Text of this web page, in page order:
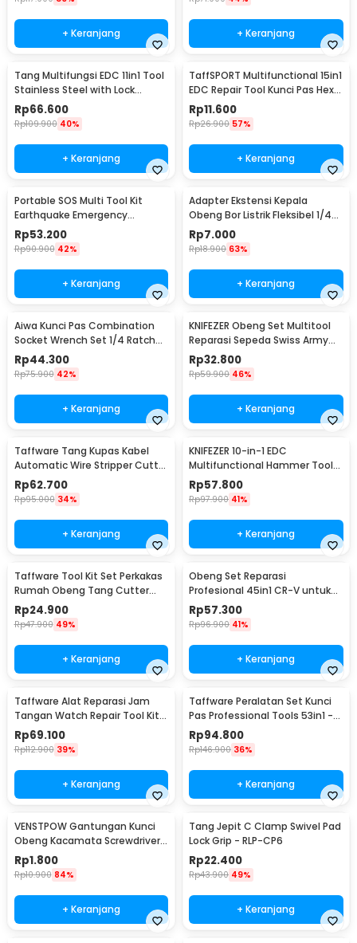
+ Keranjang + Keranjang
Tang Multifungsi EDC 11in1 Tool
Stainless Steel with Lock
System - MPA01
Rp66.600
Rp109.900 40%
+ Keranjang
TaffSPORT Multifunctional 15in1
EDC Repair Tool Kunci Pas Hex
Obeng - HW0668
Rp11.600
Rp26.900 57%
+ Keranjang
Portable SOS Multi Tool Kit
Earthquake Emergency
Outdoor Survival - JT21
Rp53.200
Rp90.900 42%
+ Keranjang
Adapter Ekstensi Kepala
Obeng Bor Listrik Fleksibel 1/4
Inch 290mm - HT566
Rp7.000
Rp18.900 63%
+ Keranjang
Aiwa Kunci Pas Combination
Socket Wrench Set 1/4 Ratchet
40 PCS - DB2020
Rp44.300
Rp75.900 42%
+ Keranjang
KNIFEZER Obeng Set Multitool
Reparasi Sepeda Swiss Army
EDC 11in1 - T25
Rp32.800
Rp59.900 46%
+ Keranjang
Taffware Tang Kupas Kabel
Automatic Wire Stripper Cutter
Crimper - TK0742
Rp62.700
Rp95.000 34%
+ Keranjang
KNIFEZER 10-in-1 EDC
Multifunctional Hammer Tool
for Camping Survival - WL-
9003
Rp57.800
Rp97.900 41%
+ Keranjang
Taffware Tool Kit Set Perkakas
Rumah Obeng Tang Cutter
Kunci L 12in1 - KS-011
Rp24.900
Rp47.900 49%
+ Keranjang
Obeng Set Reparasi
Profesional 45in1 CR-V untuk
HP Laptop Elektronik - 6093
Rp57.300
Rp96.900 41%
+ Keranjang
Taffware Alat Reparasi Jam
Tangan Watch Repair Tool Kit
Lengkap 13in1 - SC8005
Rp69.100
Rp112.900 39%
+ Keranjang
Taffware Peralatan Set Kunci
Pas Professional Tools 53in1 -
CR-V53
Rp94.800
Rp146.900 36%
+ Keranjang
VENSTPOW Gantungan Kunci
Obeng Kacamata Screwdriver
Plus Minus Hexagon - V001
Rp1.800
Rp10.900 84%
+ Keranjang
Tang Jepit C Clamp Swivel Pad
Lock Grip - RLP-CP6
Rp22.400
Rp43.900 49%
+ Keranjang